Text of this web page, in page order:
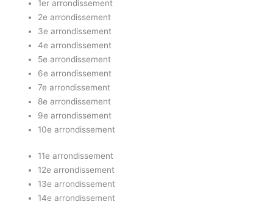
1er arrondissement
2e arrondissement
3e arrondissement
4e arrondissement
5e arrondissement
6e arrondissement
7e arrondissement
8e arrondissement
9e arrondissement
10e arrondissement
11e arrondissement
12e arrondissement
13e arrondissement
14e arrondissement